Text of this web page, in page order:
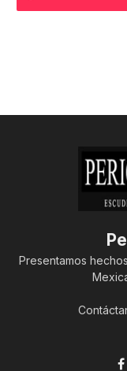
Presentamos